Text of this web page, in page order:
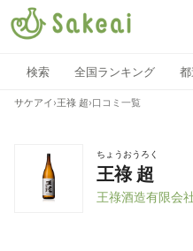
検索 全国ランキング
サケアイ ›王祿 超›口コミ一覧
ちょうおうろく
王祿 超
王祿酒造有限会